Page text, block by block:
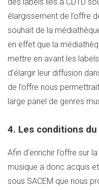
élargissement de l’offre
souhait de la
en effet que la
mettre en avant les
d’élargir leur diffusion
de l’offre nous
large panel de genres
4. Les conditions
Afin d’enrichir l’offre sur
musique a donc acquis
sous SACEM que nous